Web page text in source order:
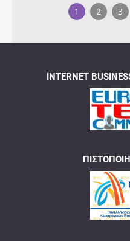
1 2 3
INTERNET